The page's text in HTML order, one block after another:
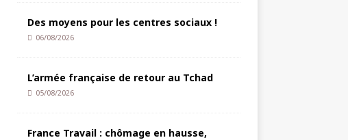
Des moyens pour les centres sociaux !
06/08/2026
L’armée française de retour au Tchad
05/08/2026
France Travail : chômage en hausse,